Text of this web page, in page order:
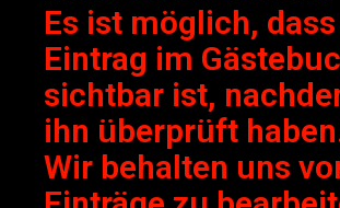
Es ist möglich,
Eintrag im
sichtbar ist,
ihn überprüft
Wir behalten uns